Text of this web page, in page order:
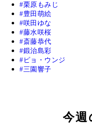
栗原もみじ
豊田萌絵
咲田ゆな
藤水咲桜
斎藤恭代
鍛治島彩
ピョ・ウンジ
三園響子
今週